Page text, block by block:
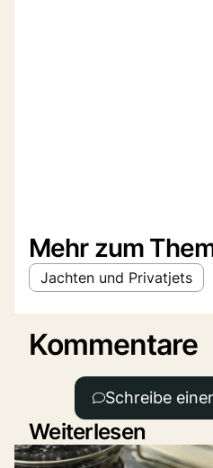
Mehr zum
Jachten und Privatjets
Kommentare
Schreibe
Weiterlesen